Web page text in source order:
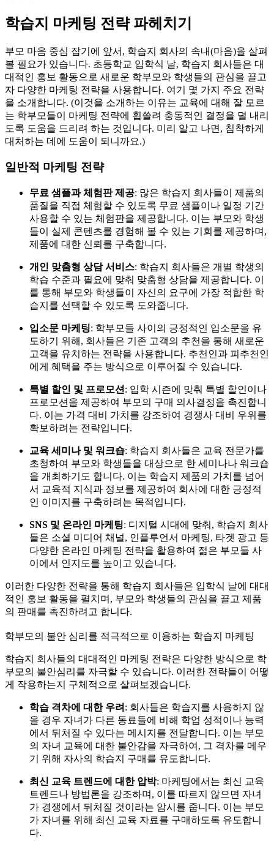
학습지 마케팅 전략 파헤치기
부모 마음 중심 잡기에 앞서, 학습지 회사의 속내(마음)을 살펴
볼 필요가 있습니다. 초등학교 입학식 날, 학습지 회사들은 대
대적인 홍보 활동으로 새로운 학부모와 학생들의 관심을 끌고
자 다양한 마케팅 전략을 사용합니다. 여기 몇 가지 주요 전략
을 소개합니다. (이것을 소개하는 이유는 교육에 대해 잘 모르
는 학부모들이 마케팅 전략에 휩쓸려 충동적인 결정을 덜 내리
도록 도움을 드리려 하는 것입니다. 미리 알고 나면, 침착하게
대처하는 데에 도움이 되니까요.)
일반적 마케팅 전략
무료 샘플과 체험판 제공: 많은 학습지 회사들이 제품의
품질을 직접 체험할 수 있도록 무료 샘플이나 일정 기간
사용할 수 있는 체험판을 제공합니다. 이는 부모와 학생
들이 실제 콘텐츠를 경험해 볼 수 있는 기회를 제공하며,
제품에 대한 신뢰를 구축합니다.
개인 맞춤형 상담 서비스: 학습지 회사들은 개별 학생의
학습 수준과 필요에 맞춰 맞춤형 상담을 제공합니다. 이
를 통해 부모와 학생들이 자신의 요구에 가장 적합한 학
습지를 선택할 수 있도록 도와줍니다.
입소문 마케팅: 학부모들 사이의 긍정적인 입소문을 유
도하기 위해, 회사들은 기존 고객의 추천을 통해 새로운
고객을 유치하는 전략을 사용합니다. 추천인과 피추천인
에게 혜택을 주는 방식으로 이루어질 수 있습니다.
특별 할인 및 프로모션 : 입학 시즌에 맞춰 특별 할인이나
프로모션을 제공하여 부모의 구매 의사결정을 촉진합니
다. 이는 가격 대비 가치를 강조하여 경쟁사 대비 우위를
확보하려는 전략입니다.
교육 세미나 및 워크숍: 학습지 회사들은 교육 전문가를
초청하여 부모와 학생들을 대상으로 한 세미나나 워크숍
을 개최하기도 합니다. 이는 학습지 제품의 가치를 넘어
서 교육적 지식과 정보를 제공하여 회사에 대한 긍정적
인 이미지를 구축하려는 목적입니다.
SNS 및 온라인 마케팅: 디지털 시대에 맞춰, 학습지 회사
들은 소셜 미디어 채널, 인플루언서 마케팅, 타겟 광고 등
다양한 온라인 마케팅 전략을 활용하여 젊은 부모들 사
이에서 인지도를 높이고 있습니다.
이러한 다양한 전략을 통해 학습지 회사들은 입학식 날에 대대
적인 홍보 활동을 펼치며, 부모와 학생들의 관심을 끌고 제품
의 판매를 촉진하려고 합니다.
학부모의 불안 심리를 적극적으로 이용하는 학습지 마케팅
학습지 회사들의 대대적인 마케팅 전략은 다양한 방식으로 학
부모의 불안심리를 자극할 수 있습니다. 이러한 전략들이 어떻
게 작용하는지 구체적으로 살펴보겠습니다.
학습 격차에 대한 우려 : 회사들은 학습지를 사용하지 않
을 경우 자녀가 다른 동료들에 비해 학업 성적이나 능력
에서 뒤처질 수 있다는 메시지를 전달합니다. 이는 부모
의 자녀 교육에 대한 불안감을 자극하여, 그 격차를 메우
기 위해 자사의 학습지 구매를 유도합니다.
최신 교육 트렌드에 대한 압박: 마케팅에서는 최신 교육
트렌드나 방법론을 강조하며, 이를 따르지 않으면 자녀
가 경쟁에서 뒤처질 것이라는 암시를 줍니다. 이는 부모
가 자녀를 위해 최신 교육 자료를 구매하도록 유도합니
다.